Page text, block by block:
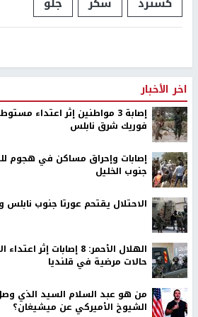
اخر الأخبار
إصابة 3 مواطنين إثر اعتداء
فوريك شرق نابلس
إصابات وإحراق مساكن في هجوم
جنوب الخليل
الاحتلال يقتحم عورتا جنوب نابلس
الهلال الأحمر: 8 إصابات
حالات مرضية في قلنديا
من هو عبد السلام السيد الذي
الشيوخ الأميركي عن ميشيغان؟